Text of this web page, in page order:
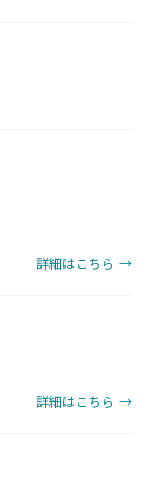
詳細はこちら →
詳細はこちら →